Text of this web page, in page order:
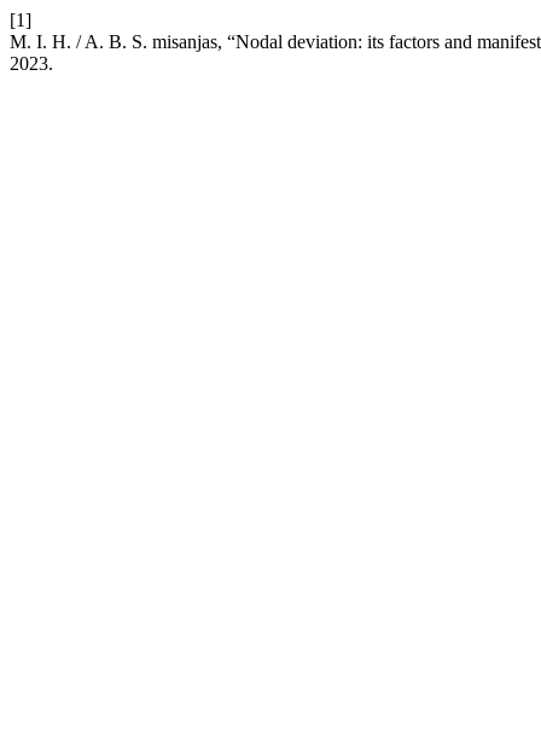
[1]
M. I. H. / A. B. S. misanjas, “Nodal deviation: its factors and
2023.